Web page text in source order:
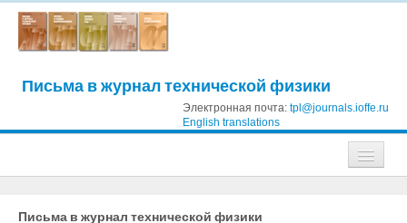
Письма в журнал технической физики
Электронная почта: tpl@journals.ioffe.ru
English translations
Журнал технической физики
Письма в журнал технической физики